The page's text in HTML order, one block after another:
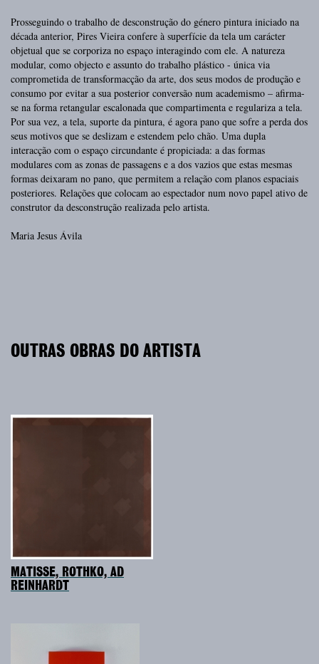
Prosseguindo o trabalho de desconstrução do género pintura iniciado na
década anterior, Pires Vieira confere à superfície da tela um carácter
objetual que se corporiza no espaço interagindo com ele. A natureza
modular, como objecto e assunto do trabalho plástico - única via
comprometida de transformacção da arte, dos seus modos de produção e
consumo por evitar a sua posterior conversão num academismo – afirma-
se na forma retangular escalonada que compartimenta e regulariza a tela.
Por sua vez, a tela, suporte da pintura, é agora pano que sofre a perda dos
seus motivos que se deslizam e estendem pelo chão. Uma dupla
interacção com o espaço circundante é propiciada: a das formas
modulares com as zonas de passagens e a dos vazios que estas mesmas
formas deixaram no pano, que permitem a relação com planos espaciais
posteriores. Relações que colocam ao espectador num novo papel ativo de
construtor da desconstrução realizada pelo artista.
Maria Jesus Ávila
OUTRAS OBRAS DO ARTISTA
MATISSE, ROTHKO, AD
REINHARDT